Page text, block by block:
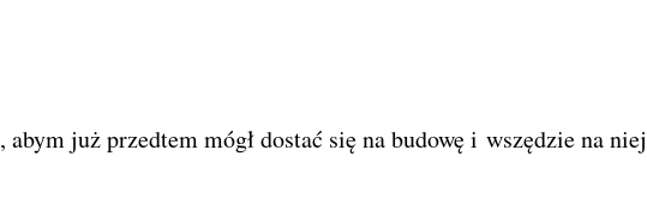
już przedtem mógł dostać się na budowę i wszędzie na niej